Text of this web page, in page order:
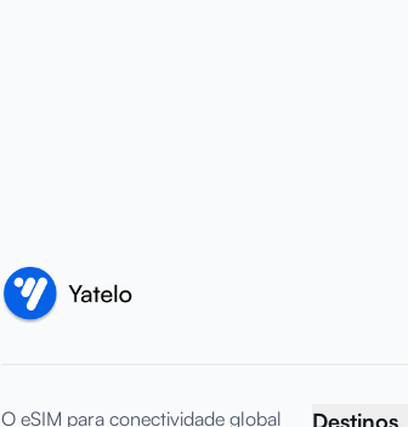
O eSIM para conectividade global Destinos